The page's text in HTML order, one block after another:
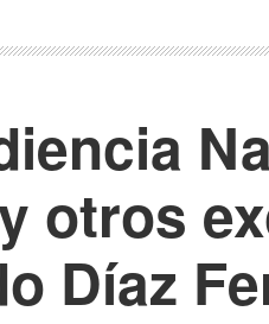
otros
Díaz